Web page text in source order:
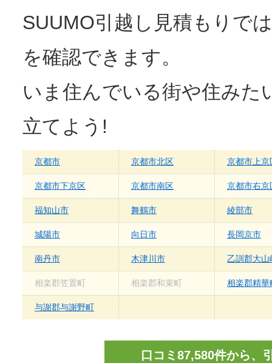
特にない
積み込みから搬入まで目安が立てられた
SUUMO引越し見積もりで
を確認できます。
いま住んでいる街や住みた
立てよう!
京都市 京都市北区 京都市上京
京都市下京区 京都市南区 京都市右京
福知山市 舞鶴市 綾部市
城陽市 向日市 長岡京市
南丹市 木津川市 乙訓郡大山
相楽郡笠置町 相楽郡和束町 相楽郡精華
与謝郡与謝野町
口コミ87,580件から、